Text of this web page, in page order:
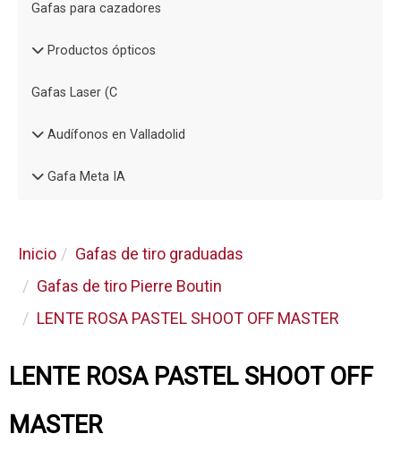
Gafas para cazadores
Productos ópticos
Gafas Laser (C
Audífonos en Valladolid
Gafa Meta IA
Inicio
Gafas de tiro graduadas
Gafas de tiro Pierre Boutin
LENTE ROSA PASTEL SHOOT OFF MASTER
LENTE ROSA PASTEL SHOOT OFF
MASTER